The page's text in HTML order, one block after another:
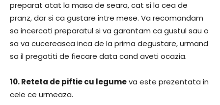
preparat atat la masa de seara, cat si la cea de
pranz, dar si ca gustare intre mese. Va recomandam
sa incercati preparatul si va garantam ca gustul sau o
sa va cucereasca inca de la prima degustare, urmand
sa il pregatiti de fiecare data cand aveti ocazia.
10.Reteta de piftie cu legumeva este prezentata in
cele ce urmeaza.